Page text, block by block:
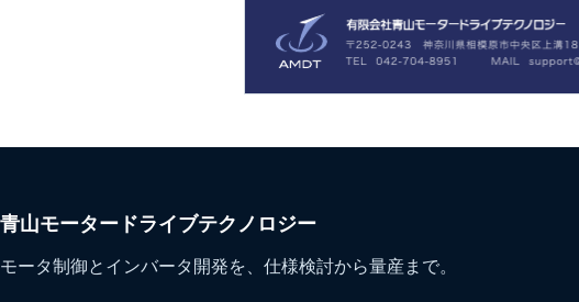
青山モータードライブテクノロジー
モータ制御とインバータ開発を、仕様検討から量産まで。